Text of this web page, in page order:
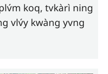
koq, tvkàrì ning
vlv́y kwàng yvng